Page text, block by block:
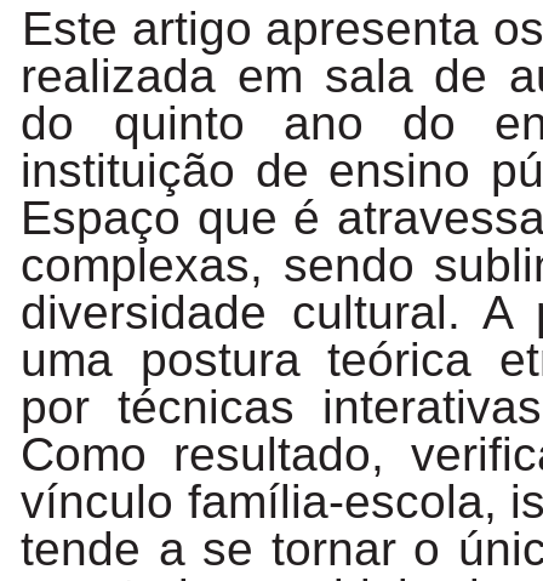
Este artigo apresenta
realizada em sala de
do
quinto ano do
instituição de ensino
Espaço que é
complexas, sendo
diversidade cultural. A
uma postura teórica
por técnicas
Como resultado,
vínculo família-escola,
tende a se tornar o